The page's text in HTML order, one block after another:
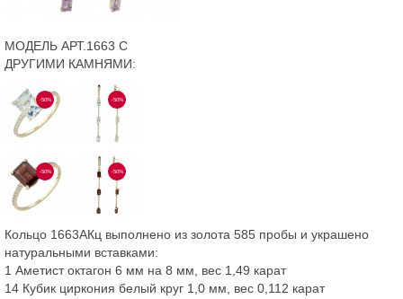
МОДЕЛЬ АРТ.1663 С
ДРУГИМИ КАМНЯМИ:
-50% -50%
-50% -50%
Кольцо 1663АКц выполнено из золота 585 пробы и украшено
натуральными вставками:
1 Аметист октагон 6 мм на 8 мм, вес 1,49 карат
14 Кубик циркония белый круг 1,0 мм, вес 0,112 карат